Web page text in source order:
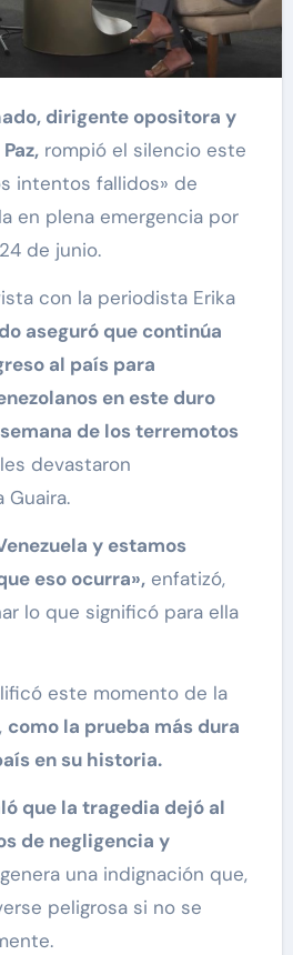
rompió el silencio este
intentos fallidos» de
en plena emergencia por
de junio.
con la periodista Erika
aseguró que continúa
al país para
en este duro
de los terremotos
devastaron
Guaira.
y estamos
eso ocurra»,enfatizó,
lo que significó para ella
este momento de la
como la prueba más dura
en su historia.
que la tragedia dejó al
de negligencia y
una indignación que,
peligrosa si no se